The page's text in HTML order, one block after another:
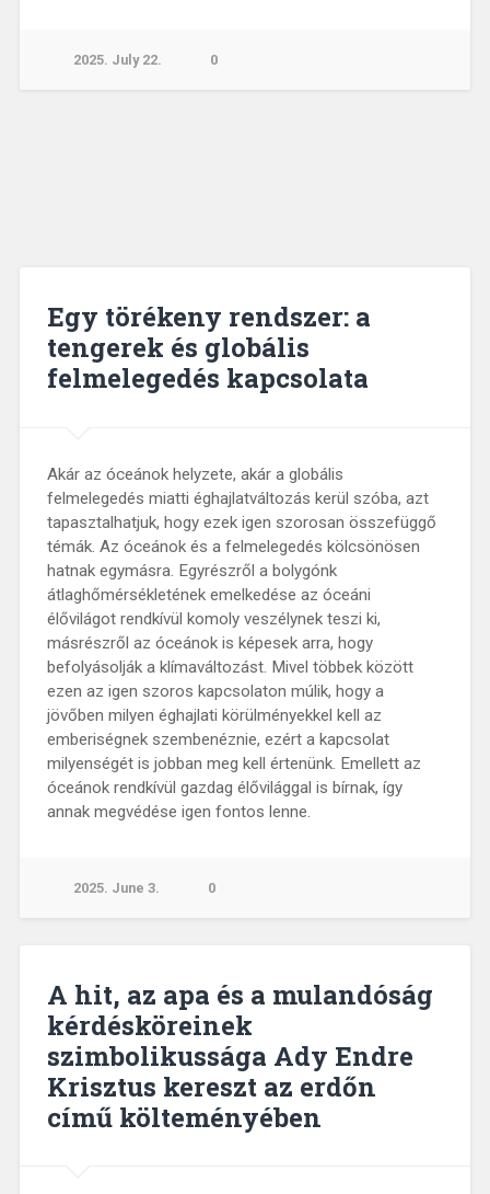
2025. July 22. 0
Egy törékeny rendszer: a
tengerek és globális
felmelegedés kapcsolata
Akár az óceánok helyzete, akár a globális
felmelegedés miatti éghajlatváltozás kerül szóba, azt
tapasztalhatjuk, hogy ezek igen szorosan összefüggő
témák. Az óceánok és a felmelegedés kölcsönösen
hatnak egymásra. Egyrészről a bolygónk
átlaghőmérsékletének emelkedése az óceáni
élővilágot rendkívül komoly veszélynek teszi ki,
másrészről az óceánok is képesek arra, hogy
befolyásolják a klímaváltozást. Mivel többek között
ezen az igen szoros kapcsolaton múlik, hogy a
jövőben milyen éghajlati körülményekkel kell az
emberiségnek szembenéznie, ezért a kapcsolat
milyenségét is jobban meg kell értenünk. Emellett az
óceánok rendkívül gazdag élővilággal is bírnak, így
annak megvédése igen fontos lenne.
2025. June 3. 0
A hit, az apa és a mulandóság
kérdésköreinek
szimbolikussága Ady Endre
Krisztus kereszt az erdőn
című költeményében